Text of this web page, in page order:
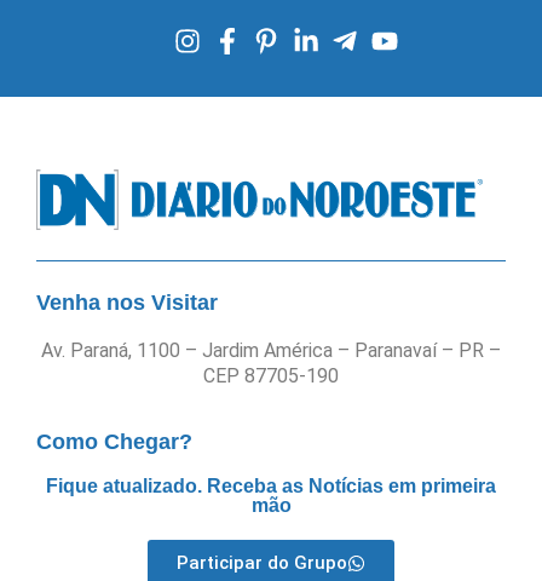
Venha nos Visitar
Av. Paraná, 1100 – Jardim América – Paranavaí – PR –
CEP 87705-190
Como Chegar?
Fique atualizado. Receba as Notícias em primeira
mão
Participar do Grupo